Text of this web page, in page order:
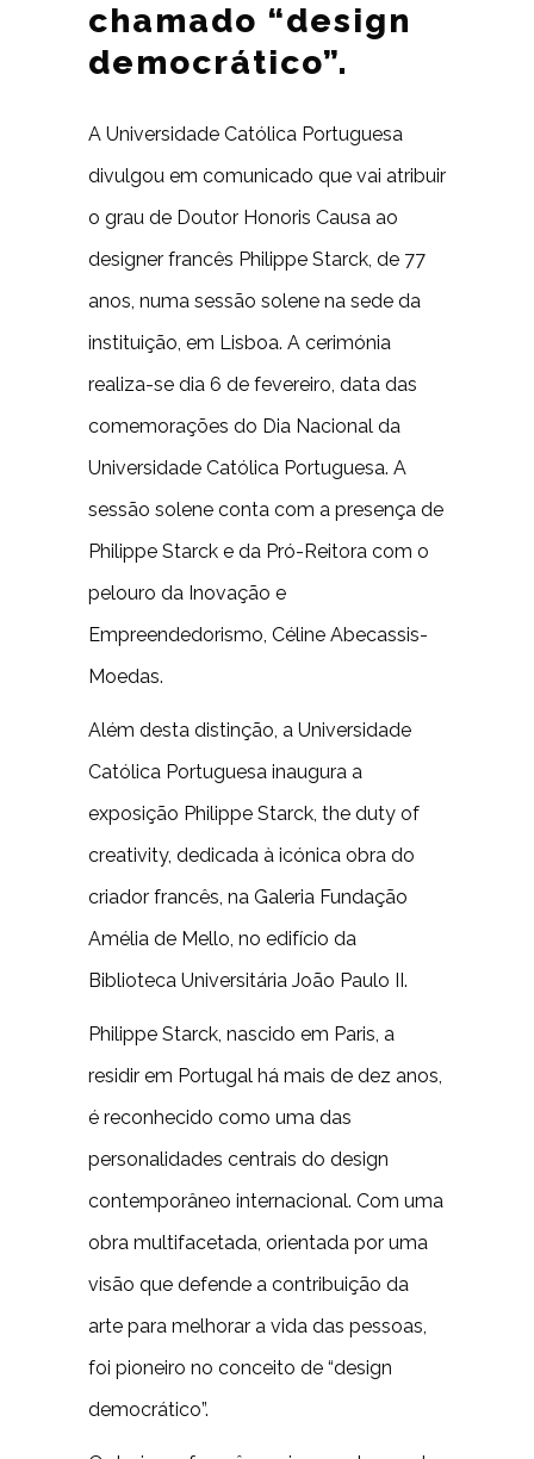
chamado “design
democrático”.
A Universidade Católica Portuguesa
divulgou em comunicado que vai atribuir
o grau de Doutor Honoris Causa ao
designer francês Philippe Starck, de 77
anos, numa sessão solene na sede da
instituição, em Lisboa. A cerimónia
realiza-se dia 6 de fevereiro, data das
comemorações do Dia Nacional da
Universidade Católica Portuguesa. A
sessão solene conta com a presença de
Philippe Starck e da Pró-Reitora com o
pelouro da Inovação e
Empreendedorismo, Céline Abecassis-
Moedas.
Além desta distinção, a Universidade
Católica Portuguesa inaugura a
exposição Philippe Starck, the duty of
creativity, dedicada à icónica obra do
criador francês, na Galeria Fundação
Amélia de Mello, no edifício da
Biblioteca Universitária João Paulo II.
Philippe Starck, nascido em Paris, a
residir em Portugal há mais de dez anos,
é reconhecido como uma das
personalidades centrais do design
contemporâneo internacional. Com uma
obra multifacetada, orientada por uma
visão que defende a contribuição da
arte para melhorar a vida das pessoas,
foi pioneiro no conceito de “design
democrático”.